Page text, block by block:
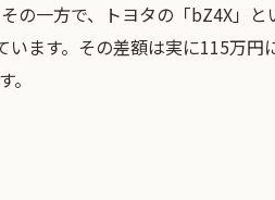
の一方で、トヨタの「bZ4X」
ます。その差額は実に115万円